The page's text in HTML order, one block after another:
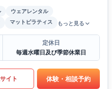
ウェアレンタル
マットピラティス もっと見る
定休日
毎週水曜日及び季節休業日
イト 体験・相談予約